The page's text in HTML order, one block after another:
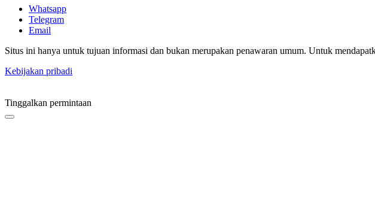
Whatsapp
Telegram
Email
Situs ini hanya untuk tujuan informasi dan bukan merupakan penawaran umum. Untuk
Kebijakan pribadi
Tinggalkan permintaan